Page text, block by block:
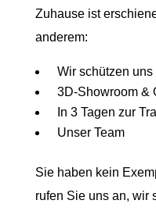
Zuhause ist
anderem:
Wir schützen uns
3D-Showroom &
In 3 Tagen zur
Unser Team
Sie haben kein
rufen Sie uns an, wir